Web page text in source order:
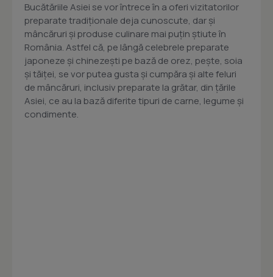
Bucătăriile Asiei se vor întrece în a oferi vizitatorilor
preparate tradiționale deja cunoscute, dar și
mâncăruri și produse culinare mai puțin știute în
România. Astfel că, pe lângă celebrele preparate
japoneze și chinezești pe bază de orez, pește, soia
și tăiței, se vor putea gusta și cumpăra și alte feluri
de mâncăruri, inclusiv preparate la grătar, din țările
Asiei, ce au la bază diferite tipuri de carne, legume și
condimente.